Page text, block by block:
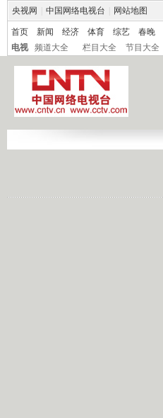
央视网 中国网络电视台 网站地图
首页 新闻 经济 体育 综艺 春晚
电视
频道大全 栏目大全 节目大全